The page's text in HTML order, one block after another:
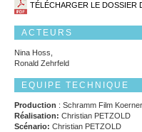
TÉLÉCHARGER LE DOSSIER
ACTEURS
Nina Hoss,
Ronald Zehrfeld
EQUIPE TECHNIQUE
Production : Schramm Film
Réalisation: Christian PETZOLD
Scénario: Christian PETZOLD